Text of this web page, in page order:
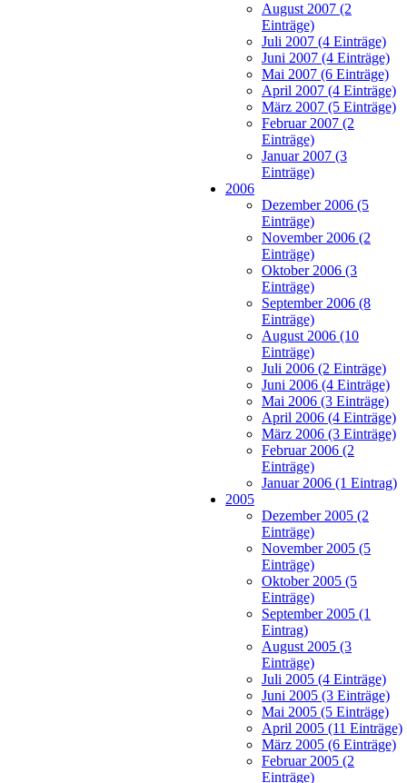
August 2007 (2
Einträge)
Juli 2007 (4 Einträge)
Juni 2007 (4 Einträge)
Mai 2007 (6 Einträge)
April 2007 (4 Einträge)
März 2007 (5 Einträge)
Februar 2007 (2
Einträge)
Januar 2007 (3
Einträge)
2006
Dezember 2006 (5
Einträge)
November 2006 (2
Einträge)
Oktober 2006 (3
Einträge)
September 2006 (8
Einträge)
August 2006 (10
Einträge)
Juli 2006 (2 Einträge)
Juni 2006 (4 Einträge)
Mai 2006 (3 Einträge)
April 2006 (4 Einträge)
März 2006 (3 Einträge)
Februar 2006 (2
Einträge)
Januar 2006 (1 Eintrag)
2005
Dezember 2005 (2
Einträge)
November 2005 (5
Einträge)
Oktober 2005 (5
Einträge)
September 2005 (1
Eintrag)
August 2005 (3
Einträge)
Juli 2005 (4 Einträge)
Juni 2005 (3 Einträge)
Mai 2005 (5 Einträge)
April 2005 (11 Einträge)
März 2005 (6 Einträge)
Februar 2005 (2
Einträge)